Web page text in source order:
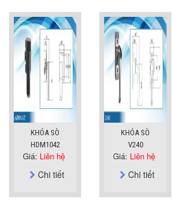
KHÓA SÒ
HDM1042
Giá: Liên hệ
Chi tiết
KHÓA SÒ
V240
Giá: Liên hệ
Chi tiết